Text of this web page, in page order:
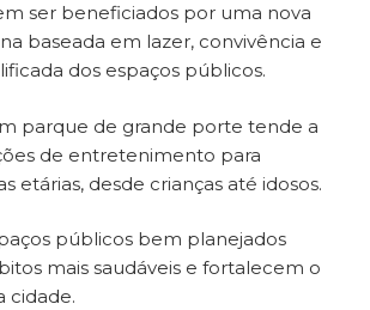
ser beneficiados por uma nova
baseada em lazer, convivência e
dos espaços públicos.
parque de grande porte tende a
de entretenimento para
etárias, desde crianças até idosos.
públicos bem planejados
mais saudáveis e fortalecem o
cidade.